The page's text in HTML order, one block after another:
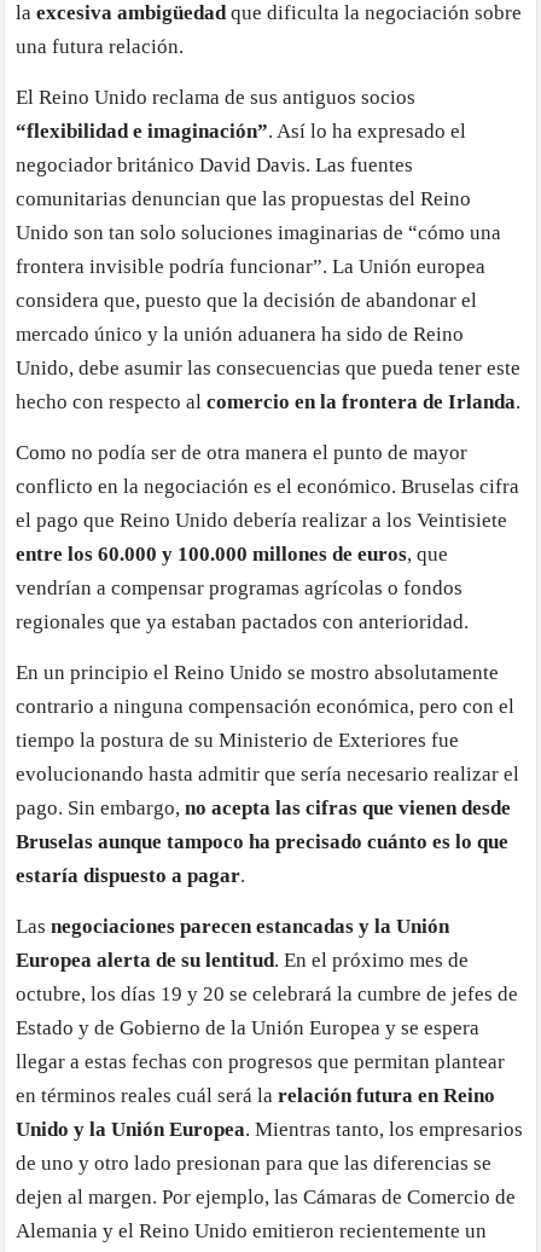
laexcesiva ambigüedadque dificulta la negociación sobre
una futura relación.
El Reino Unido reclama de sus antiguos socios
“flexibilidad e imaginación”. Así lo ha expresado el
negociador británico David Davis. Las fuentes
comunitarias denuncian que las propuestas del Reino
Unido son tan solo soluciones imaginarias de “cómo una
frontera invisible podría funcionar”. La Unión europea
considera que, puesto que la decisión de abandonar el
mercado único y la unión aduanera ha sido de Reino
Unido, debe asumir las consecuencias que pueda tener este
hecho con respecto alcomercio en la frontera de Irlanda.
Como no podía ser de otra manera el punto de mayor
conflicto en la negociación es el económico. Bruselas cifra
el pago que Reino Unido debería realizar a los Veintisiete
entre los 60.000 y 100.000 millones de euros, que
vendrían a compensar programas agrícolas o fondos
regionales que ya estaban pactados con anterioridad.
En un principio el Reino Unido se mostro absolutamente
contrario a ninguna compensación económica, pero con el
tiempo la postura de su Ministerio de Exteriores fue
evolucionando hasta admitir que sería necesario realizar el
pago. Sin embargo,no acepta las cifras que vienen desde
Bruselas aunque tampoco ha precisado cuánto es lo que
estaría dispuesto a pagar.
Lasnegociaciones parecen estancadas y la Unión
Europea alerta de su lentitud. En el próximo mes de
octubre, los días 19 y 20 se celebrará la cumbre de jefes de
Estado y de Gobierno de la Unión Europea y se espera
llegar a estas fechas con progresos que permitan plantear
en términos reales cuál será larelación futura en Reino
Unido y la Unión Europea. Mientras tanto, los empresarios
de uno y otro lado presionan para que las diferencias se
dejen al margen. Por ejemplo, las Cámaras de Comercio de
Alemania y el Reino Unido emitieron recientemente un